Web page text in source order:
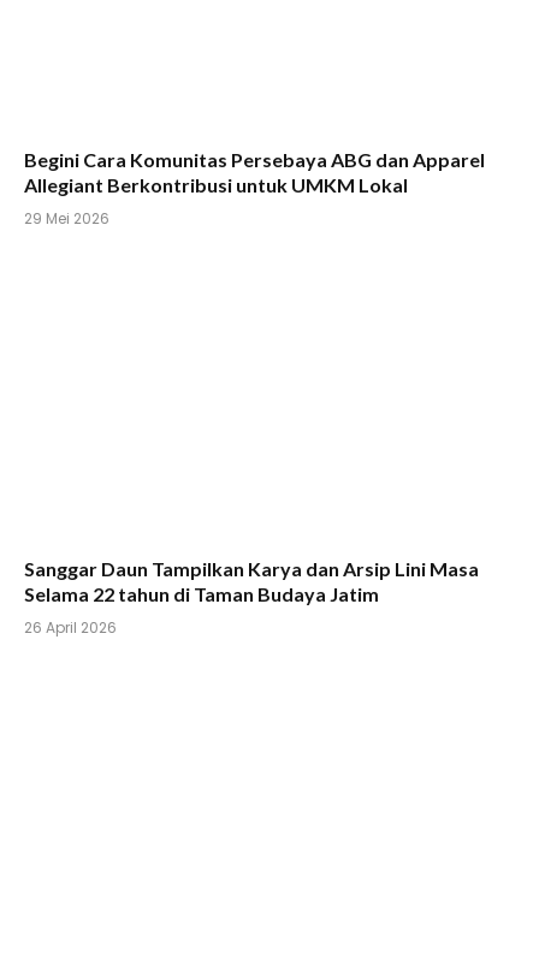
Begini Cara Komunitas Persebaya ABG dan Apparel
Allegiant Berkontribusi untuk UMKM Lokal
29 Mei 2026
Sanggar Daun Tampilkan Karya dan Arsip Lini Masa
Selama 22 tahun di Taman Budaya Jatim
26 April 2026